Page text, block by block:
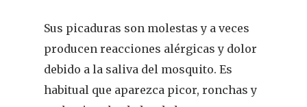
Sus picaduras son molestas y a veces
producen reacciones alérgicas y dolor
debido a la saliva del mosquito. Es
habitual que aparezca picor, ronchas y